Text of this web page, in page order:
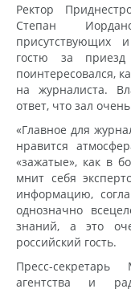
Ректор
Степан
присутствующих
гостю за
поинтересовался,
на журналиста.
ответ, что зал
«Главное для
нравится
«зажатые», как в
мнит себя
информацию,
однозначно
знаний, а это
российский гость.
Пресс-секретарь
агентства и